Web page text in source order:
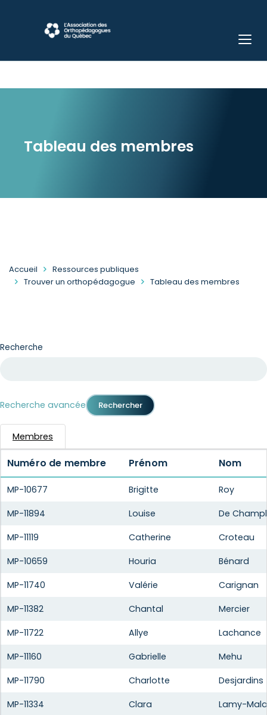
Tableau des membres
Accueil
Ressources publiques
Trouver un orthopédagogue
Tableau des membres
Recherche
Recherche avancée
Membres
Numéro de membre Prénom Nom
MP-10677 Brigitte
Roy
MP-11894
Louise
De
MP-11119
Catherine
Croteau
MP-10659
Houria
Bénard
MP-11740
Valérie
Carignan
MP-11382
Chantal
Mercier
MP-11722
Allye
Lachance
MP-11160
Gabrielle
Mehu
MP-11790
Charlotte
Desjardins
MP-11334
Clara
Lamy-